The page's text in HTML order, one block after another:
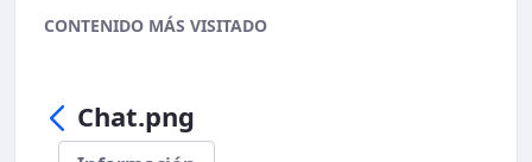
CONTENIDO MÁS VISITADO
Chat.png